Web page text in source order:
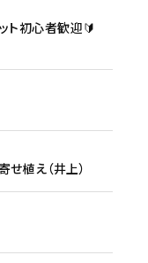
ト初心者歓迎🔰
植え（井上）